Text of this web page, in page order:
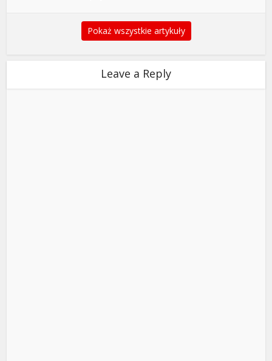
Pokaż wszystkie artykuły
Leave a Reply